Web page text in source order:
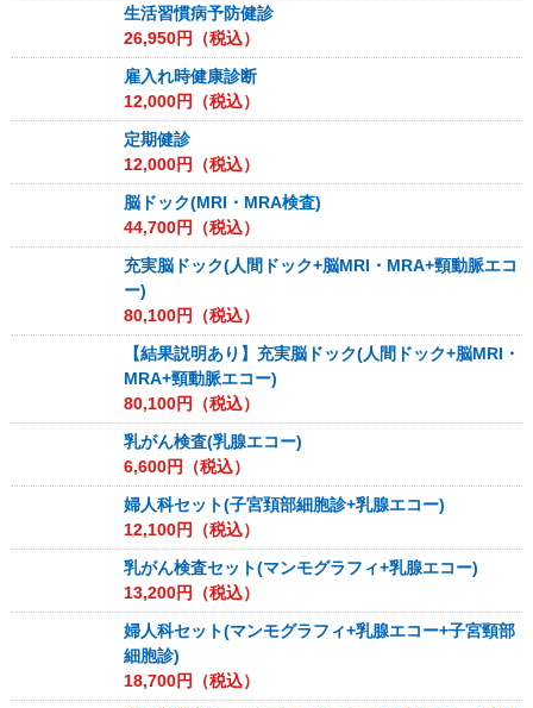
生活習慣病予防健診
26,950円（税込）
雇入れ時健康診断
12,000円（税込）
定期健診
12,000円（税込）
脳ドック(MRI・MRA検査)
44,700円（税込）
充実脳ドック(人間ドック+脳MRI・MRA+頸動脈エコ
ー)
80,100円（税込）
【結果説明あり】充実脳ドック(人間ドック+脳MRI・
MRA+頸動脈エコー)
80,100円（税込）
乳がん検査(乳腺エコー)
6,600円（税込）
婦人科セット(子宮頚部細胞診+乳腺エコー)
12,100円（税込）
乳がん検査セット(マンモグラフィ+乳腺エコー)
13,200円（税込）
婦人科セット(マンモグラフィ+乳腺エコー+子宮頸部
細胞診)
18,700円（税込）